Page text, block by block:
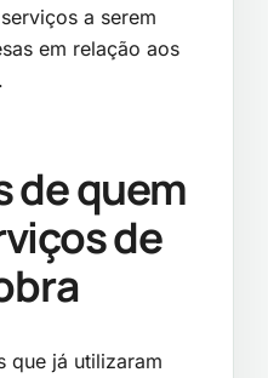
a serem
em relação aos
de quem
de
que já utilizaram